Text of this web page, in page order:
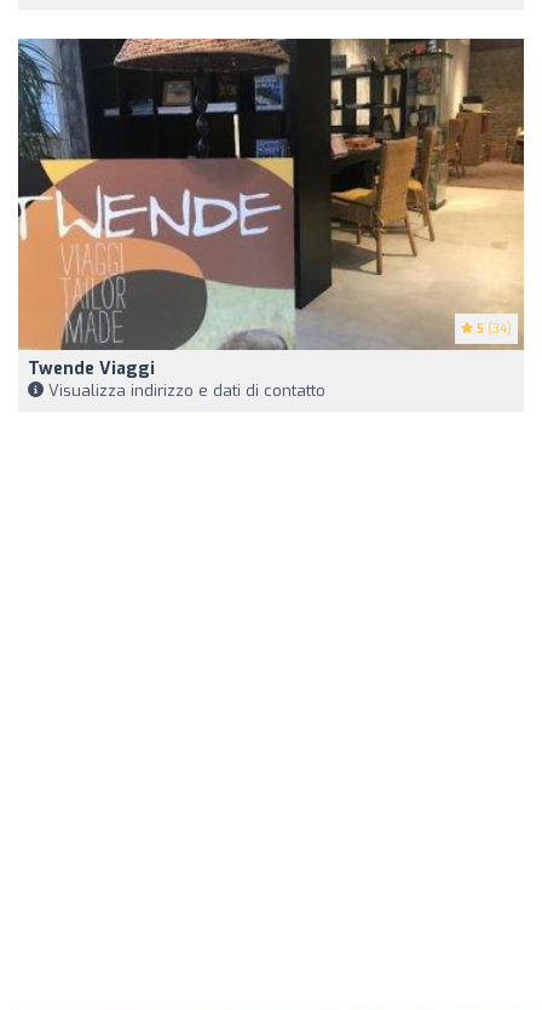
5 (34)
Twende Viaggi
Visualizza indirizzo e dati di contatto